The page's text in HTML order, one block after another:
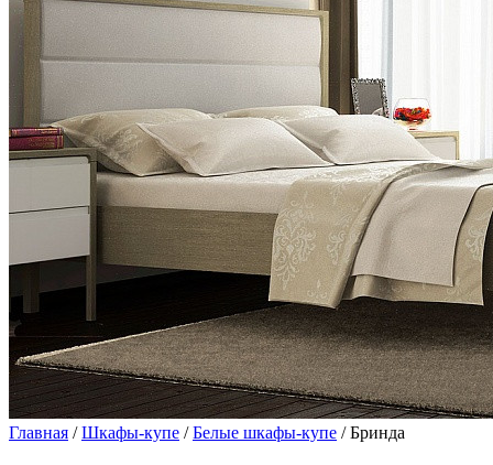
Главная /Шкафы-купе /Белые шкафы-купе / Бринда